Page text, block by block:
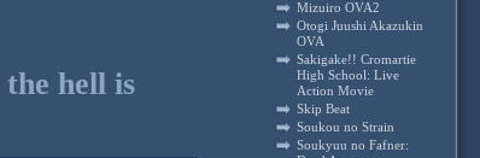
hell is
Mizuiro OVA2
Otogi Juushi Akazukin
OVA
Sakigake!! Cromartie
High School: Live
Action Movie
Skip Beat
Soukou no Strain
Soukyuu no Fafner: